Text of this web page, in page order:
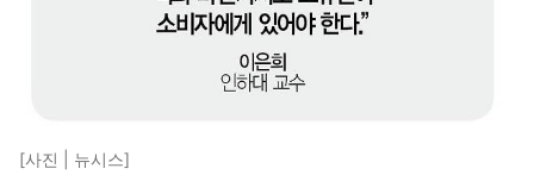
[사진 | 뉴시스]